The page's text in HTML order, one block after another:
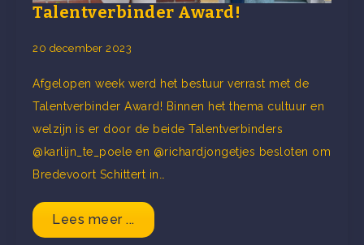
Talentverbinder Award!
20 december 2023
Afgelopen week werd het bestuur verrast met de
Talentverbinder Award! Binnen het thema cultuur en
welzijn is er door de beide Talentverbinders
@karlijn_te_poele en @richardjongetjes besloten om
Bredevoort Schittert in…
Lees meer ...